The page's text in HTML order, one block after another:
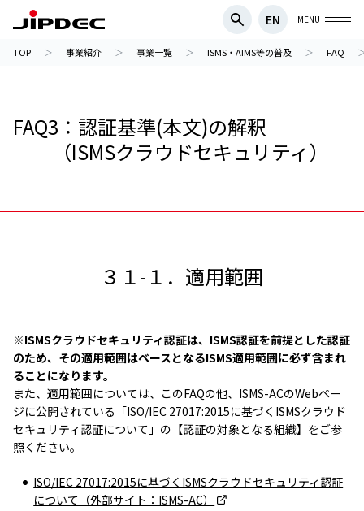
EN MENU
TOP 事業紹介 事業一覧 ISMS・AIMS等の普及 FAQ
FAQ3：認証基準(本文)の解釈
（ISMSクラウドセキュリティ）
３１-１．適用範囲
※ISMSクラウドセキュリティ認証は、ISMS認証を前提とした認証
のため、その適用範囲はベースとなるISMS適用範囲に必ず含まれ
ることになります。
また、適用範囲については、このFAQの他、ISMS-ACのWebペー
ジに公開されている「ISO/IEC 27017:2015に基づくISMSクラウド
セキュリティ認証について」の【認証の対象となる組織】をご参
照ください。
ISO/IEC 27017:2015に基づくISMSクラウドセキュリティ認証
について（外部サイト：ISMS-AC）